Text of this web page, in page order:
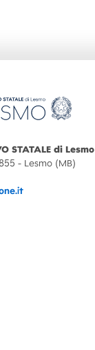
STATALE di Lesmo
- Lesmo (MB)